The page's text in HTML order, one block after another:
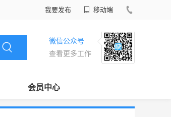
我要发布 移动端
微信公众号
查看更多工作
会员中心